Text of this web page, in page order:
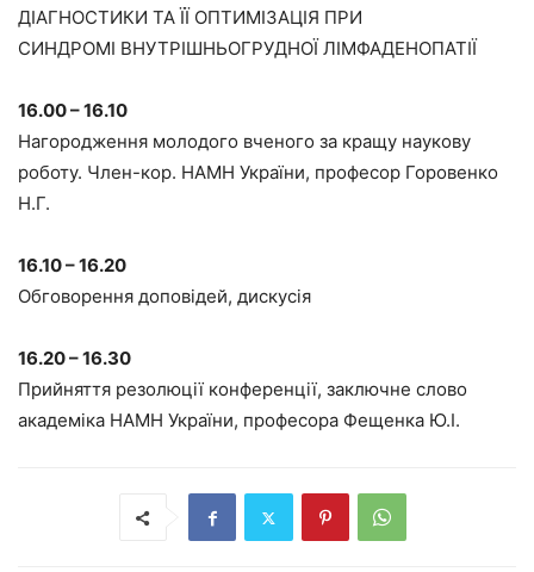
ДІАГНОСТИКИ ТА ЇЇ ОПТИМІЗАЦІЯ ПРИ
СИНДРОМІ ВНУТРІШНЬОГРУДНОЇ ЛІМФАДЕНОПАТІЇ
16.00 – 16.10
Нагородження молодого вченого за кращу наукову
роботу. Член-кор. НАМН України, професор Горовенко
Н.Г.
16.10 – 16.20
Обговорення доповідей, дискусія
16.20 – 16.30
Прийняття резолюції конференції, заключне слово
академіка НАМН України, професора Фещенка Ю.І.